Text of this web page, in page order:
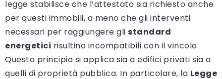
legge stabilisce che l’attestato sia richiesto anche
per questi immobili, a meno che gli interventi
necessari per raggiungere gli standard
energetici risultino incompatibili con il vincolo.
Questo principio si applica sia a edifici privati sia a
quelli di proprietà pubblica. In particolare, la Legge